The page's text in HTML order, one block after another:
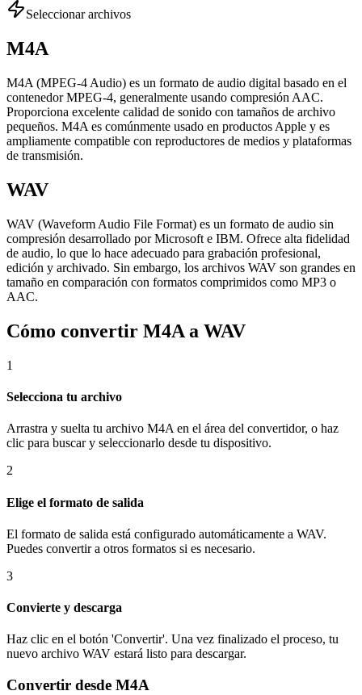
Seleccionar archivos
M4A
M4A (MPEG-4 Audio) es un formato de audio digital basado en el
contenedor MPEG-4, generalmente usando compresión AAC.
Proporciona excelente calidad de sonido con tamaños de archivo
pequeños. M4A es comúnmente usado en productos Apple y es
ampliamente compatible con reproductores de medios y plataformas
de transmisión.
WAV
WAV (Waveform Audio File Format) es un formato de audio sin
compresión desarrollado por Microsoft e IBM. Ofrece alta fidelidad
de audio, lo que lo hace adecuado para grabación profesional,
edición y archivado. Sin embargo, los archivos WAV son grandes en
tamaño en comparación con formatos comprimidos como MP3 o
AAC.
Cómo convertir M4A a WAV
1
Selecciona tu archivo
Arrastra y suelta tu archivo M4A en el área del convertidor, o haz
clic para buscar y seleccionarlo desde tu dispositivo.
2
Elige el formato de salida
El formato de salida está configurado automáticamente a WAV.
Puedes convertir a otros formatos si es necesario.
3
Convierte y descarga
Haz clic en el botón 'Convertir'. Una vez finalizado el proceso, tu
nuevo archivo WAV estará listo para descargar.
Convertir desde M4A